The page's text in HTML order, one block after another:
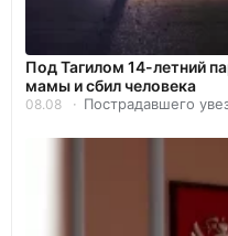
Под Тагилом 14-летний
мамы и сбил человека
08.08 Пострадавшего